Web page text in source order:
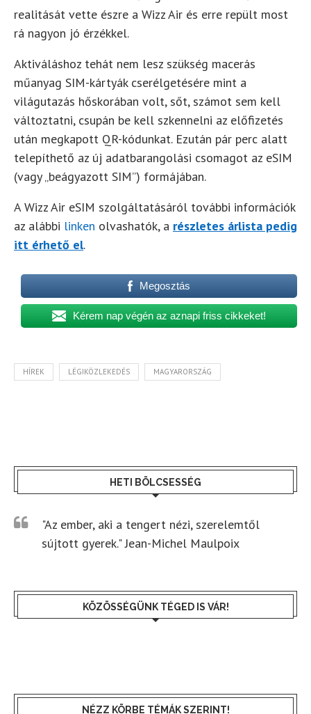
realitását vette észre a Wizz Air és erre repült most
rá nagyon jó érzékkel.
Aktiváláshoz tehát nem lesz szükség macerás
műanyag SIM-kártyák cserélgetésére mint a
világutazás hőskorában volt, sőt, számot sem kell
változtatni, csupán be kell szkennelni az előfizetés
után megkapott QR-kódunkat. Ezután pár perc alatt
telepíthető az új adatbarangolási csomagot az eSIM
(vagy „beágyazott SIM”) formájában.
A Wizz Air eSIM szolgáltatásáról további információk
az alábbi linken olvashatók, a részletes árlista pedig
itt érhető el.
Megosztás
Kérem nap végén az aznapi friss cikkeket!
HÍREK LÉGIKÖZLEKEDÉS MAGYARORSZÁG
HETI BÖLCSESSÉG
"Az ember, aki a tengert nézi, szerelemtől
sújtott gyerek." Jean-Michel Maulpoix
KÖZÖSSÉGÜNK TÉGED IS VÁR!
NÉZZ KÖRBE TÉMÁK SZERINT!